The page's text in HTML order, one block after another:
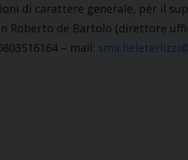
di carattere generale, per il
Roberto de Bartolo (direttore
– mail: